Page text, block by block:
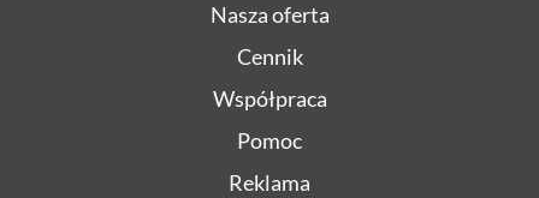
Nasza oferta
Cennik
Współpraca
Pomoc
Reklama